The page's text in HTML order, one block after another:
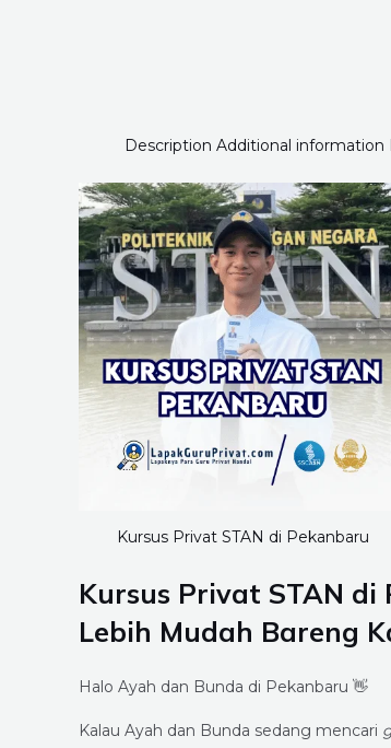
Description Additional information
Kursus Privat STAN di Pekanbaru
Kursus Privat STAN di
Lebih Mudah Bareng
Halo Ayah dan Bunda di Pekanbaru 👋
Kalau Ayah dan Bunda sedang mencari